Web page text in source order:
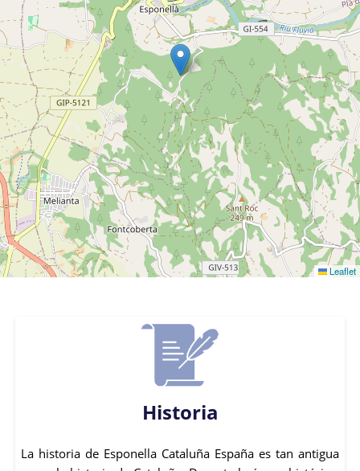
Leaflet
Historia
La historia de Esponella Cataluña España es tan antigua